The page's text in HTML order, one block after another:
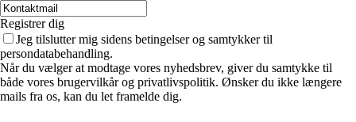
Registrer dig
Jeg tilslutter mig sidens betingelser og samtykker til
persondatabehandling.
Når du vælger at modtage vores nyhedsbrev, giver du samtykke til
både vores brugervilkår og privatlivspolitik. Ønsker du ikke længere
mails fra os, kan du let framelde dig.